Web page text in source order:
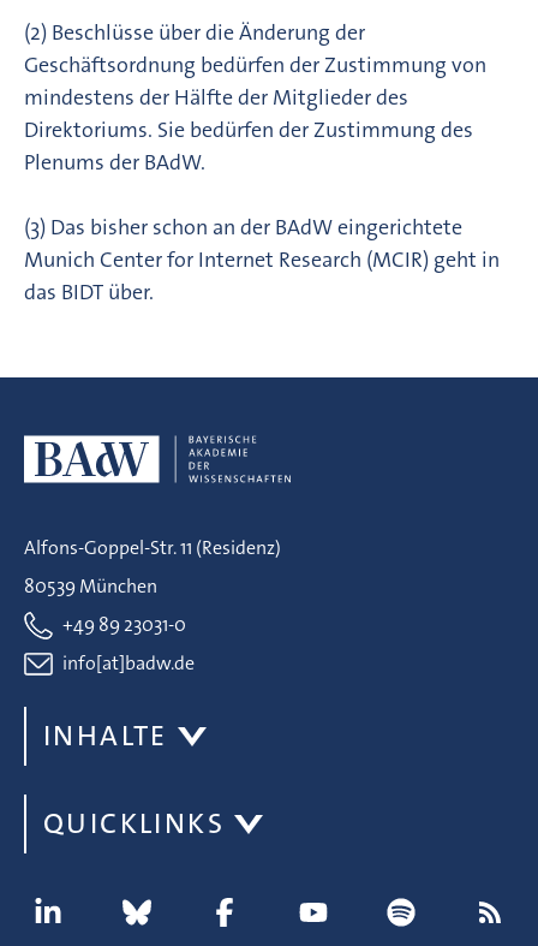
(2) Beschlüsse über die Änderung der
Geschäftsordnung bedürfen der Zustimmung von
mindestens der Hälfte der Mitglieder des
Direktoriums. Sie bedürfen der Zustimmung des
Plenums der BAdW.
(3) Das bisher schon an der BAdW eingerichtete
Munich Center for Internet Research (MCIR) geht in
das BIDT über.
Alfons-Goppel-Str. 11 (Residenz)
80539 München
+49 89 23031-0
info[at]badw.de
INHALTE
QUICKLINKS